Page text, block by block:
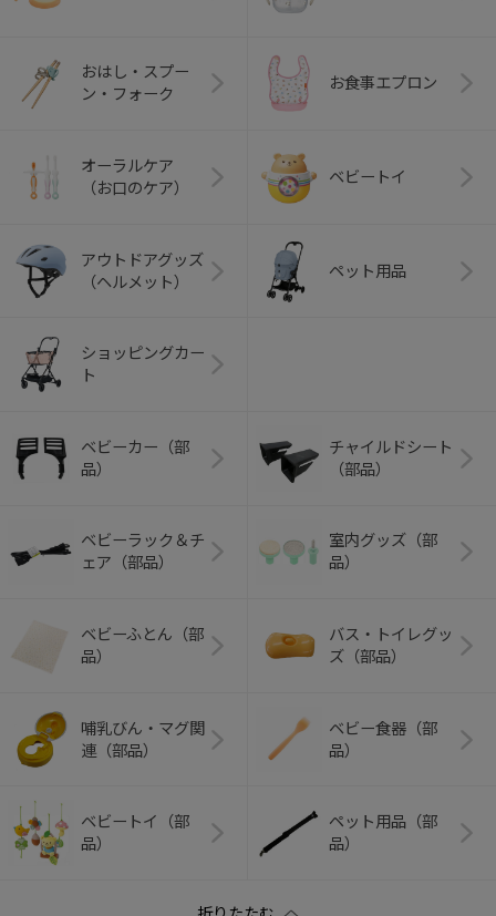
おはし・スプー
ン・フォーク
お食事エプロン
オーラルケア
（お口のケア）
ベビートイ
アウトドアグッズ
（ヘルメット）
ペット用品
ショッピングカー
ト
ベビーカー（部
品）
チャイルドシート
（部品）
ベビーラック＆チ
ェア（部品）
室内グッズ（部
品）
ベビーふとん（部
品）
バス・トイレグッ
ズ（部品）
哺乳びん・マグ関
連（部品）
ベビー食器（部
品）
ベビートイ（部
品）
ペット用品（部
品）